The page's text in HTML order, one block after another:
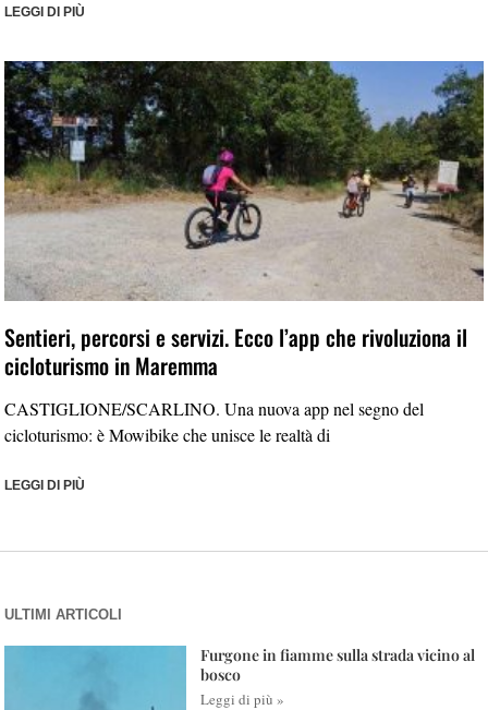
LEGGI DI PIÙ
Sentieri, percorsi e servizi. Ecco l’app che rivoluziona il
cicloturismo in Maremma
CASTIGLIONE/SCARLINO. Una nuova app nel segno del
cicloturismo: è Mowibike che unisce le realtà di
LEGGI DI PIÙ
ULTIMI ARTICOLI
Furgone in fiamme sulla strada vicino al
bosco
Leggi di più »